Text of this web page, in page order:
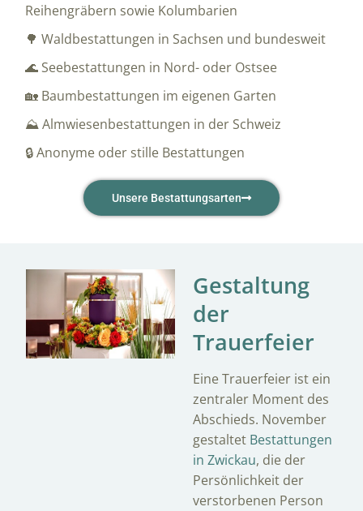
Reihengräbern sowie Kolumbarien
🌳 Waldbestattungen in Sachsen und bundesweit
🌊 Seebestattungen in Nord- oder Ostsee
🏡 Baumbestattungen im eigenen Garten
⛰️ Almwiesenbestattungen in der Schweiz
🔒 Anonyme oder stille Bestattungen
Unsere Bestattungsarten
Gestaltung
der
Trauerfeier
Eine Trauerfeier ist ein
zentraler Moment des
Abschieds. November
gestaltet Bestattungen
in Zwickau, die der
Persönlichkeit der
verstorbenen Person